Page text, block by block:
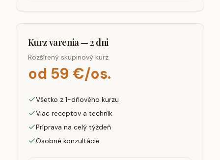
Kurz varenia — 2 dni
Rozšírený skupinový kurz
od 59 €/os.
Všetko z 1-dňového kurzu
Viac receptov a techník
Príprava na celý týždeň
Osobné konzultácie